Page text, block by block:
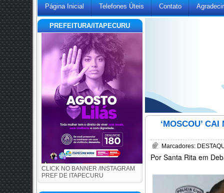
Página Inicial Telefones Úteis Contato
PREFEITURA/ITAPECURU
CLICK NO BANNER /INSTAGRAM
PREF DE ITAPECURU
‘MOSCOU’
Marcadores:
Por Santa Rita em